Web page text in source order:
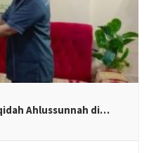
Ahlussunnah di…